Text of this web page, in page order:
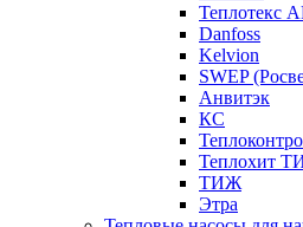
Теплотекс
Danfoss
Kelvion
SWEP
Анвитэк
КС
Теплохит
ТИЖ
Этра